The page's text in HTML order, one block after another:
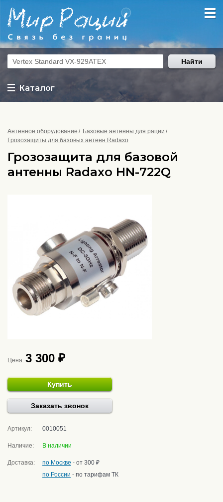
Каталог
Найти
Антенное оборудование
Базовые антенны для рации
Грозозащиты для базовых антенн Radaxo
Грозозащита для базовой
антенны Radaxo HN-722Q
Цена: 3 300 ₽
Купить
Заказать звонок
Артикул: 0010051
Наличие: В наличии
Доставка: по Москве - от 300 ₽
по России - по тарифам ТК